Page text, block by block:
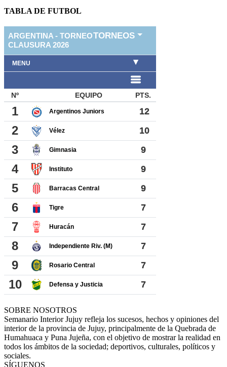
TABLA DE FUTBOL
SOBRE NOSOTROS
Semanario Interior Jujuy refleja los sucesos, hechos y opiniones del
interior de la provincia de Jujuy, principalmente de la Quebrada de
Humahuaca y Puna Jujeña, con el objetivo de mostrar la realidad en
todos los ámbitos de la sociedad; deportivos, culturales, políticos y
sociales.
SÍGUENOS